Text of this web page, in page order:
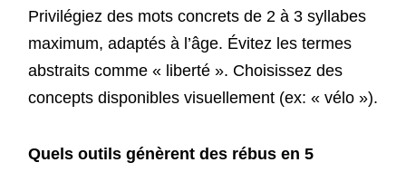
Privilégiez des mots concrets de 2 à 3 syllabes
maximum, adaptés à l’âge. Évitez les termes
abstraits comme « liberté ». Choisissez des
concepts disponibles visuellement (ex: « vélo »).
Quels outils génèrent des rébus en 5